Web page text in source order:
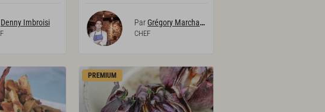
Denny Imbroisi ParGrégory Marchand
CHEF
PREMIUM